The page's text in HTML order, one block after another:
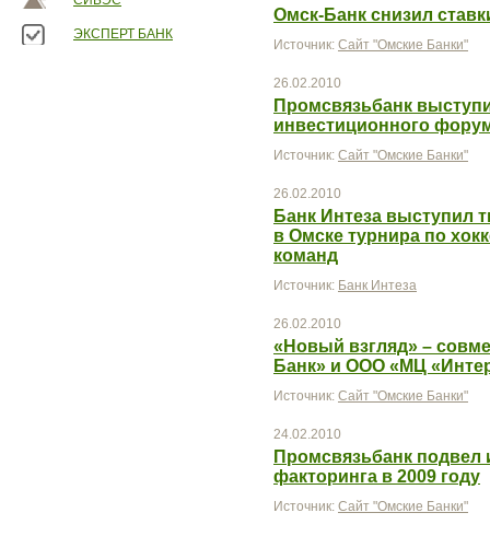
ЭКСПЕРТ БАНК
Омск-Банк снизил
Источник: Сайт "Омские Банки"
26.02.2010
Промсвязьбанк
инвестиционного
Источник: Сайт "Омские Банки"
26.02.2010
Банк Интеза выступил
в Омске турнира по
команд
Источник: Банк Интеза
26.02.2010
«Новый взгляд» –
Банк» и ООО «МЦ
Источник: Сайт "Омские Банки"
24.02.2010
Промсвязьбанк подвел
факторинга в 2009 году
Источник: Сайт "Омские Банки"